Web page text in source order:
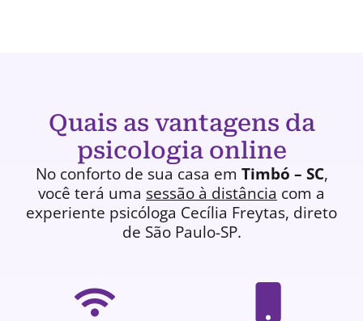
Quais as vantagens da
psicologia online
No conforto de sua casa em Timbó – SC,
você terá uma sessão à distância com a
experiente psicóloga Cecília Freytas, direto
de São Paulo-SP.